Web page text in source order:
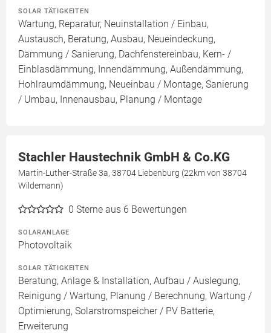
SOLAR TÄTIGKEITEN
Wartung, Reparatur, Neuinstallation / Einbau,
Austausch, Beratung, Ausbau, Neueindeckung,
Dämmung / Sanierung, Dachfenstereinbau, Kern- /
Einblasdämmung, Innendämmung, Außendämmung,
Hohlraumdämmung, Neueinbau / Montage, Sanierung
/ Umbau, Innenausbau, Planung / Montage
Stachler Haustechnik GmbH & Co.KG
Martin-Luther-Straße 3a, 38704 Liebenburg (22km von 38704
Wildemann)
0 Sterne aus 6 Bewertungen
SOLARANLAGE
Photovoltaik
SOLAR TÄTIGKEITEN
Beratung, Anlage & Installation, Aufbau / Auslegung,
Reinigung / Wartung, Planung / Berechnung, Wartung /
Optimierung, Solarstromspeicher / PV Batterie,
Erweiterung